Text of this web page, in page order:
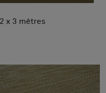
x 3 mètres